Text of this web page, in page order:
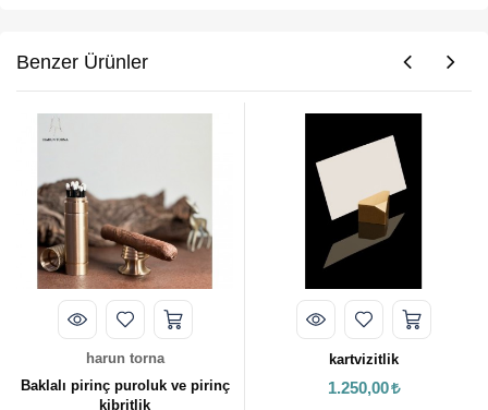
Benzer Ürünler
puroluk ve pirinç
1.250,00